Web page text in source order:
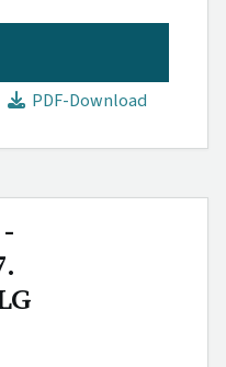
PDF-Download